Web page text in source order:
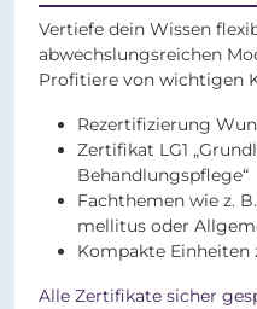
Vertiefe dein Wissen
abwechslungsreichen
Profitiere von wichtigen
Rezertifizierung
Zertifikat LG1
Behandlungspflege“
Fachthemen wie z.
mellitus oder
Kompakte Einheiten
Alle Zertifikate sicher